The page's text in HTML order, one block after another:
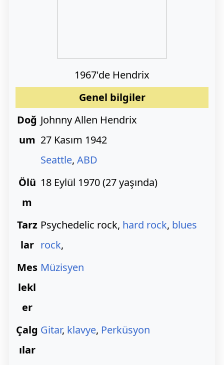
1967'de Hendrix
Genel bilgiler
Doğ
um
Johnny Allen Hendrix
27 Kasım 1942
Seattle, ABD
Ölü
m
18 Eylül 1970 (27 yaşında)
Tarz
lar
Psychedelic rock, hard rock, blues
rock,
Mes
lekl
er
Müzisyen
Çalg
ılar
Gitar, klavye, Perküsyon